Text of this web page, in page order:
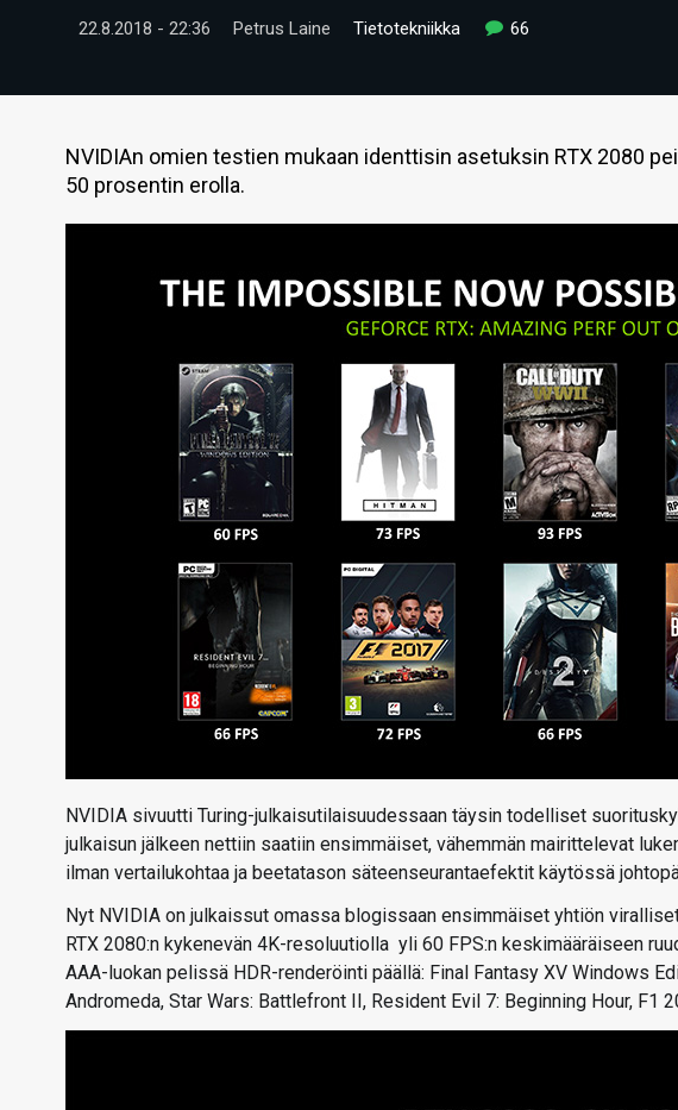
22.8.2018 - 22:36 Petrus Laine Tietotekniikka 66
NVIDIAn omien testien mukaan identtisin asetuksin RTX 2080
50 prosentin erolla.
NVIDIA sivuutti Turing-julkaisutilaisuudessaan täysin todelliset
julkaisun jälkeen nettiin saatiin ensimmäiset, vähemmän mairittelevat
ilman vertailukohtaa ja beetatason säteenseurantaefektit käytössä
Nyt NVIDIA on julkaissut omassa blogissaan ensimmäiset yhtiön
RTX 2080:n kykenevän 4K-resoluutiolla yli 60 FPS:n keskimääräiseen
AAA-luokan pelissä HDR-renderöinti päällä: Final Fantasy XV Windows
Andromeda, Star Wars: Battlefront II, Resident Evil 7: Beginning Hour, F1